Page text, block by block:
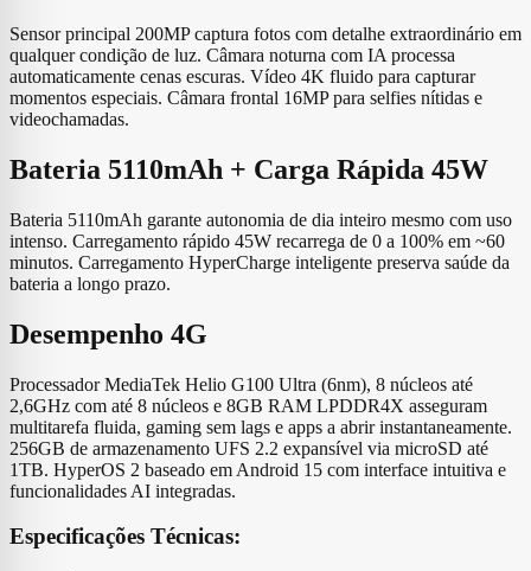
Sensor principal 200MP captura fotos com detalhe extraordinário em
qualquer condição de luz. Câmara noturna com IA processa
automaticamente cenas escuras. Vídeo 4K fluido para capturar
momentos especiais. Câmara frontal 16MP para selfies nítidas e
videochamadas.
Bateria 5110mAh + Carga Rápida 45W
Bateria 5110mAh garante autonomia de dia inteiro mesmo com uso
intenso. Carregamento rápido 45W recarrega de 0 a 100% em ~60
minutos. Carregamento HyperCharge inteligente preserva saúde da
bateria a longo prazo.
Desempenho 4G
Processador MediaTek Helio G100 Ultra (6nm), 8 núcleos até
2,6GHz com até 8 núcleos e 8GB RAM LPDDR4X asseguram
multitarefa fluida, gaming sem lags e apps a abrir instantaneamente.
256GB de armazenamento UFS 2.2 expansível via microSD até
1TB. HyperOS 2 baseado em Android 15 com interface intuitiva e
funcionalidades AI integradas.
Especificações Técnicas: